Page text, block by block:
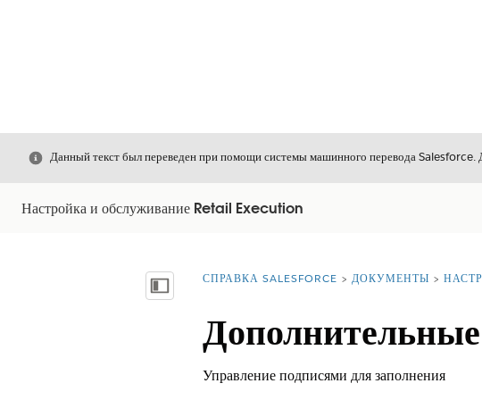
Закрыть
Данный текст был переведен при помощи системы машинного перевода Salesforce.
Настройка и обслуживание Retail Execution
Показать содержание
Вы находитесь здесь:
СПРАВКА SALESFORCE ДОКУМЕНТЫ
Управление подписями для заполнения